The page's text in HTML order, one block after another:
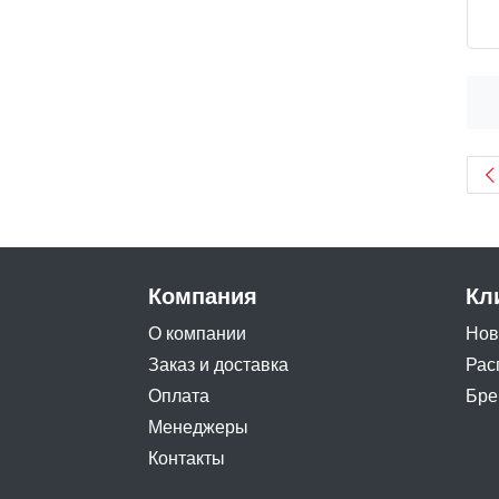
Компания
О компании
Заказ и доставка
Оплата
Менеджеры
Контакты